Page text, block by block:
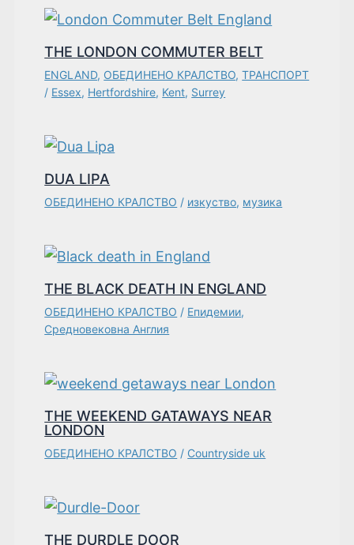
THE LONDON COMMUTER BELT
ENGLAND, ОБЕДИНЕНО КРАЛСТВО,ТРАНСПОРТ
/ Essex, Hertfordshire, Kent, Surrey
DUA LIPA
ОБЕДИНЕНО КРАЛСТВО / изкуство, музика
THE BLACK DEATH IN ENGLAND
ОБЕДИНЕНО КРАЛСТВО / Епидемии,
Средновековна Англия
THE WEEKEND GATAWAYS NEAR
LONDON
ОБЕДИНЕНО КРАЛСТВО / Countryside uk
THE DURDLE DOOR